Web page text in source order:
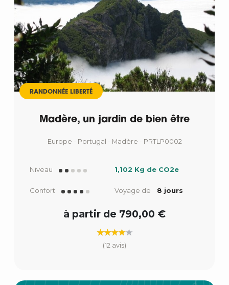
RANDONNÉE LIBERTÉ
Madère, un jardin de bien être
Europe - Portugal - Madère - PRTLP0002
Niveau 1,102 Kg de CO2e
Confort Voyage de 8 jours
à partir de 790,00 €
(12 avis)